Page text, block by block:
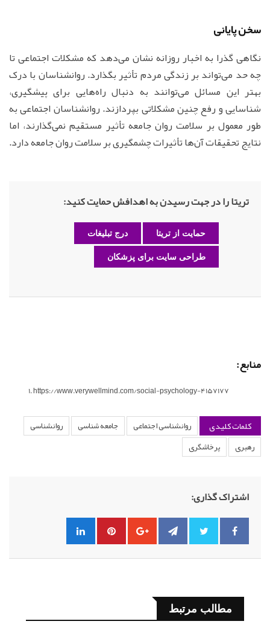
سخن پایانی
نگاهی گذرا به اخبار روزانه نشان می‌دهد که مشکلات اجتماعی تا
چه حد می‌تواند بر زندگی مردم تأثیر بگذارد. روانشناسان با درک
بهتر این مسائل می‌توانند به دنبال راه‌هایی برای پیشگیری،
شناسایی و رفع چنین مشکلاتی بپردازند. روانشناسان اجتماعی به
طور معمول بر سلامت روان جامعه تأثیر مستقیم نمی‌گذارند، اما
نتایج تحقیقات آن‌ها تأثیرات چشمگیری بر سلامت روان جامعه دارد.
تریتا را در جهت رسیدن به اهدافش حمایت کنید:
حمایت از تریتا درج تبلیغات
طراحی سایت برای پزشکان
منابع:
https://www.verywellmind.com/social-psychology-4157177
کلمات کلیدی روانشناسی اجتماعی جامعه شناسی
روانشناسی
رهبری
پرخاشگری
اشتراک گذاری:
مطالب مرتبط